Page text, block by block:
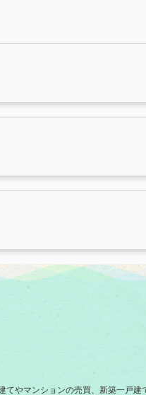
やマンションの売買、新築一戸建